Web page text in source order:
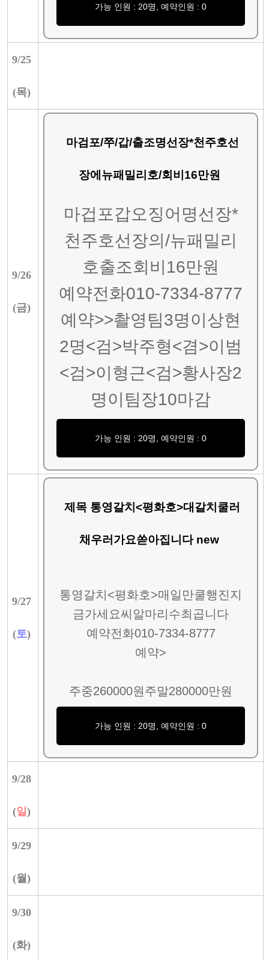
가능 인원 : 20명, 예약인원 : 0
9/25
(목)
9/26
(금)
마검포/쭈/갑/출조명선장*천주호선
장에뉴패밀리호/회비16만원
마겁포갑오징어명선장*
천주호선장의/뉴패밀리
호출조회비16만원
예약전화010-7334-8777
예약>>촬영팀3명이상현
2명<검>박주형<겸>이범
<검>이형근<검>황사장2
명이팀장10마감
가능 인원 : 20명, 예약인원 : 0
9/27
(토)
제목 통영갈치<평화호>대갈치쿨러
채우러가요쏟아집니다 new
통영갈치<평화호>매일만쿨행진지
금가세요씨알마리수최곱니다
예약전화010-7334-8777
예약>
주중260000원주말280000만원
가능 인원 : 20명, 예약인원 : 0
9/28
(일 )
9/29
(월 )
9/30
(화)